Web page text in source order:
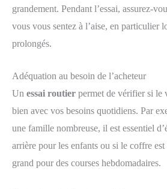
grandement. Pendant l’essai, assurez-
vous vous sentez à l’aise, en particulier
prolongés.
Adéquation au besoin de l’acheteur
Un essai routier permet de vérifier si le
bien avec vos besoins quotidiens. Par
une famille nombreuse, il est essentiel
arrière pour les enfants ou si le coffre
grand pour des courses hebdomadaires.